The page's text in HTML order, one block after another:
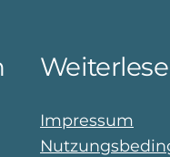
Impressum